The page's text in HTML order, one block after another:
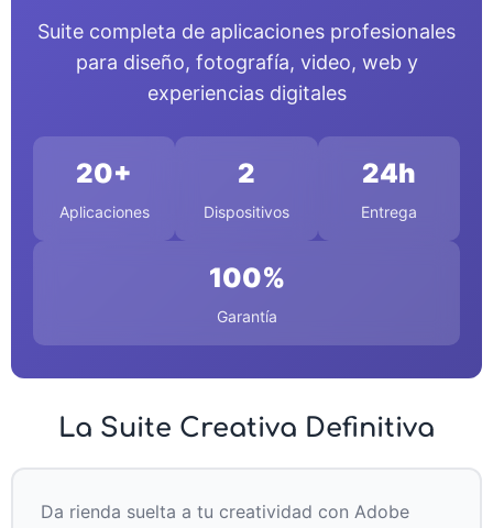
Suite completa de aplicaciones profesionales
para diseño, fotografía, video, web y
experiencias digitales
20+
Aplicaciones
2
Dispositivos
24h
Entrega
100%
Garantía
La Suite Creativa Definitiva
Da rienda suelta a tu creatividad con Adobe